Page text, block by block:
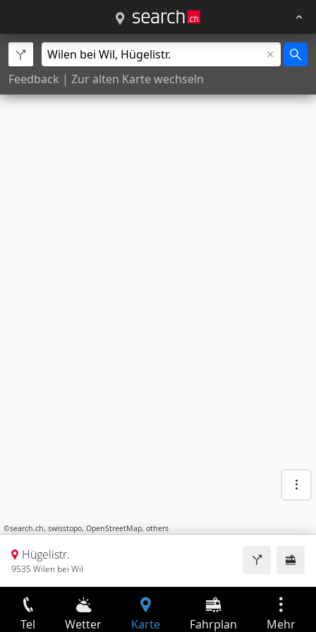
Feedback | Zur alten Karte wechseln
©search.ch, swisstopo, OpenStreetMap, others
Hügelistr.
9535 Wilen bei Wil
Tel Wetter Karte Fahrplan Mehr